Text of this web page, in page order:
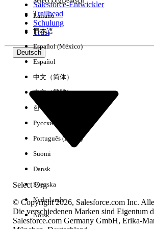
Erfahrung
Keine Ergebnisse
Salesforce-Entwickler
Trailhead
Schulung
Trust
Deutsch
Select Org
Italiano
日本語
Español (México)
Español
中文（简体）
中文（繁體）
한국어
Русский
Português (Brasil)
Suomi
Dansk
Svenska
Nederlands
Norsk
© Copyright 2026, Salesforce.com Inc.
Die verschiedenen Marken sind Eigentum
Salesforce.com Germany GmbH, Erika-